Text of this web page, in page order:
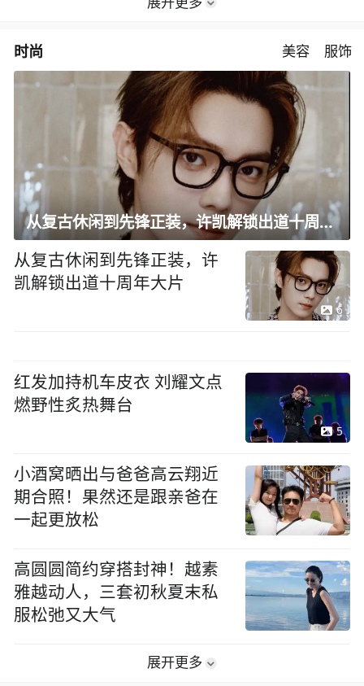
时尚 美容 服饰
从复古休闲到先锋正装，许凯解锁出道十周年大片
从复古休闲到先锋正装，许
凯解锁出道十周年大片
6
红发加持机车皮衣 刘耀文点
燃野性炙热舞台
5
小酒窝晒出与爸爸高云翔近
期合照！果然还是跟亲爸在
一起更放松
高圆圆简约穿搭封神！越素
雅越动人，三套初秋夏末私
服松弛又大气
展开更多